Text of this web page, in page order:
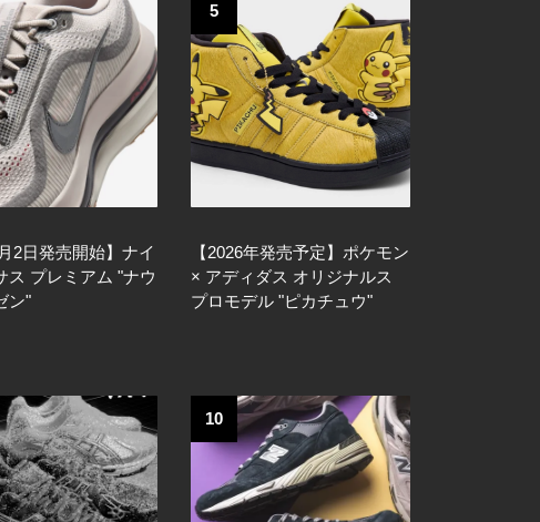
2日発売開始】ナイ
ス プレミアム "ナウ
ン"
5
【2026年発売予定】ポケモン
× アディダス オリジナルス
プロモデル "ピカチュウ"
10